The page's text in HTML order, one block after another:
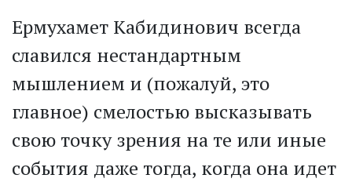
Ермухамет Кабидинович всегда
славился нестандартным
мышлением и (пожалуй, это
главное) смелостью высказывать
свою точку зрения на те или иные
события даже тогда, когда она идет